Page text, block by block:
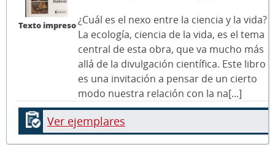
Texto impreso¿Cuál es el nexo entre la ciencia y la vida?
La ecología, ciencia de la vida, es el tema
central de esta obra, que va mucho más
allá de la divulgación científica. Este libro
es una invitación a pensar de un cierto
modo nuestra relación con la na[...]
Ver ejemplares